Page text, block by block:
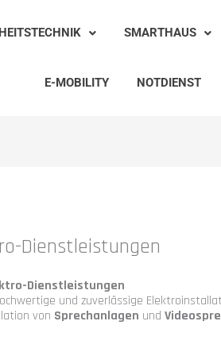
SMARTHAUS
E-MOBILITY NOTDIENST
Dienstleistungen
Dienstleistungen
und zuverlässige
von Sprechanlagen und